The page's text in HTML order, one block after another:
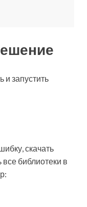
запустить
скачать
все библиотеки в